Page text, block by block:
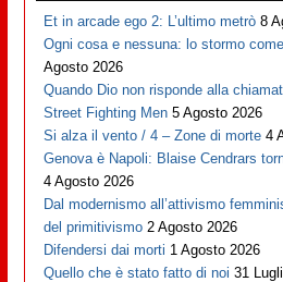
Et in arcade ego 2: L’ultimo metrò 8
Ogni cosa e nessuna: lo stormo
Agosto 2026
Quando Dio non risponde alla
Street Fighting Men 5 Agosto 2026
Si alza il vento / 4 – Zone di morte 4
Genova è Napoli: Blaise Cendrars
4 Agosto 2026
Dal modernismo all’attivismo
del primitivismo 2 Agosto 2026
Difendersi dai morti 1 Agosto 2026
Quello che è stato fatto di noi 31